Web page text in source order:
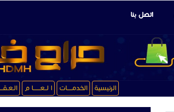
اتصل بنا
الرئيسية الخدمـــــات ا لــعـــــــا م